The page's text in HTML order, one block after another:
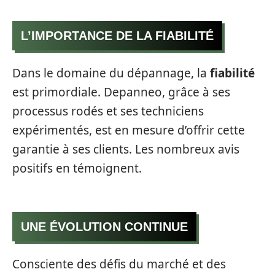
L’IMPORTANCE DE LA FIABILITÉ
Dans le domaine du dépannage, la fiabilité
est primordiale. Depanneo, grâce à ses
processus rodés et ses techniciens
expérimentés, est en mesure d’offrir cette
garantie à ses clients. Les nombreux avis
positifs en témoignent.
UNE ÉVOLUTION CONTINUE
Consciente des défis du marché et des